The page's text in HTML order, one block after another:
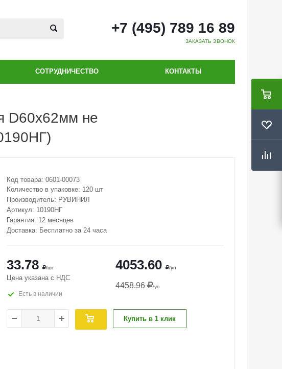
+7 (495) 789 16 89
ЗАКАЗАТЬ ЗВОНОК
СОТРУДНИЧЕСТВО КОНТАКТЫ
D60х62мм не
Код товара: 0601-00073
Количество в упаковке: 120 шт
Производитель: РУВИНИЛ
Артикул: 10190НГ
Гарантия: 12 месяцев
Доставка: Бесплатно за 24 часа
4053.60 /уп
4458.96 /уп
33.78 /шт
Цена указана с НДС
Есть в наличии
Купить в 1 клик